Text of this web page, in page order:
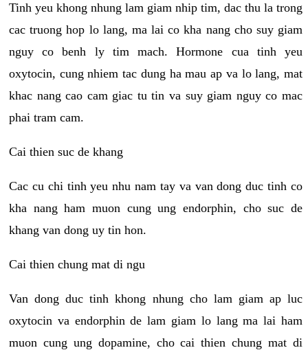
Tinh yeu khong nhung lam giam nhip tim, dac thu la trong
cac truong hop lo lang, ma lai co kha nang cho suy giam
nguy co benh ly tim mach. Hormone cua tinh yeu
oxytocin, cung nhiem tac dung ha mau ap va lo lang, mat
khac nang cao cam giac tu tin va suy giam nguy co mac
phai tram cam.
Cai thien suc de khang
Cac cu chi tinh yeu nhu nam tay va van dong duc tinh co
kha nang ham muon cung ung endorphin, cho suc de
khang van dong uy tin hon.
Cai thien chung mat di ngu
Van dong duc tinh khong nhung cho lam giam ap luc
oxytocin va endorphin de lam giam lo lang ma lai ham
muon cung ung dopamine, cho cai thien chung mat di